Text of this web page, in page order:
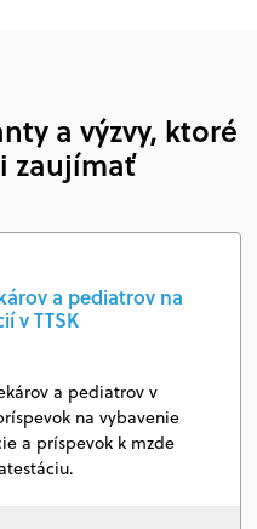
a výzvy, ktoré
zaujímať
a pediatrov na
v TTSK
a pediatrov v
na vybavenie
a príspevok k mzde